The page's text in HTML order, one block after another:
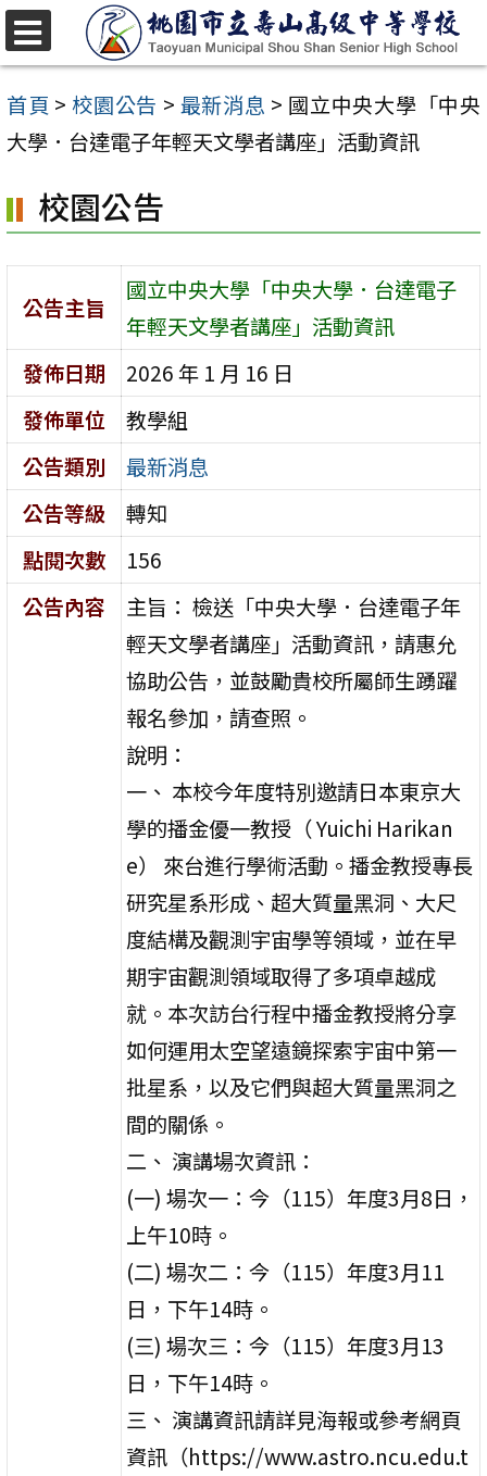
跳
至
主
要
容
區
首頁 > 校園公告 > 最新消息 > 國立中央大學「中央
大學．台達電子年輕天文學者講座」活動資訊
校園公告
公告主旨
國立中央大學「中央大學．台達電子
年輕天文學者講座」活動資訊
發佈日期
2026 年 1 月 16 日
發佈單位
教學組
公告類別
最新消息
公告等級
轉知
點閱次數
156
公告內容
主旨： 檢送「中央大學．台達電子年
輕天文學者講座」活動資訊，請惠允
協助公告，並鼓勵貴校所屬師生踴躍
報名參加，請查照。
說明：
一、 本校今年度特別邀請日本東京大
學的播金優一教授（ Yuichi Harikan
e） 來台進行學術活動。播金教授專長
研究星系形成、超大質量黑洞、大尺
度結構及觀測宇宙學等領域，並在早
期宇宙觀測領域取得了多項卓越成
就。本次訪台行程中播金教授將分享
如何運用太空望遠鏡探索宇宙中第一
批星系，以及它們與超大質量黑洞之
間的關係。
二、 演講場次資訊：
(一) 場次一：今（115）年度3月8日，
上午10時。
(二) 場次二：今（115）年度3月11
日，下午14時。
(三) 場次三：今（115）年度3月13
日，下午14時。
三、 演講資訊請詳見海報或參考網頁
資訊（https://www.astro.ncu.edu.t
選
單